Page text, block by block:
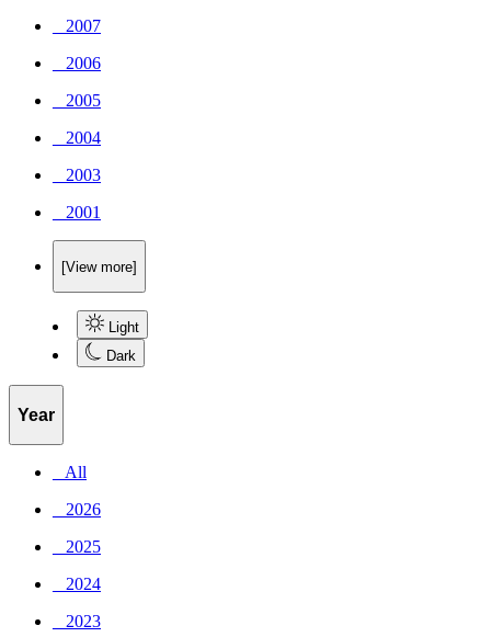
_ 2007
_ 2006
_ 2005
_ 2004
_ 2003
_ 2001
[View more]
Light
Dark
Year
_ All
_ 2026
_ 2025
_ 2024
_ 2023